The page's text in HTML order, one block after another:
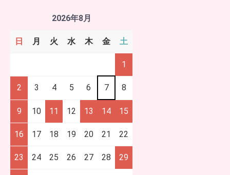
2026年8月
日 月 火 水 木 金 土
1
2 3 4 5 6 7 8
9 10 11 12 13 14 15
16 17 18 19 20 21 22
23 24 25 26 27 28 29